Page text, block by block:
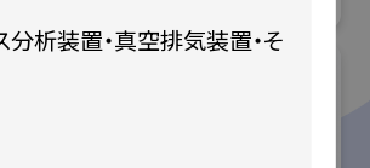
分析装置・真空排気装置・そ